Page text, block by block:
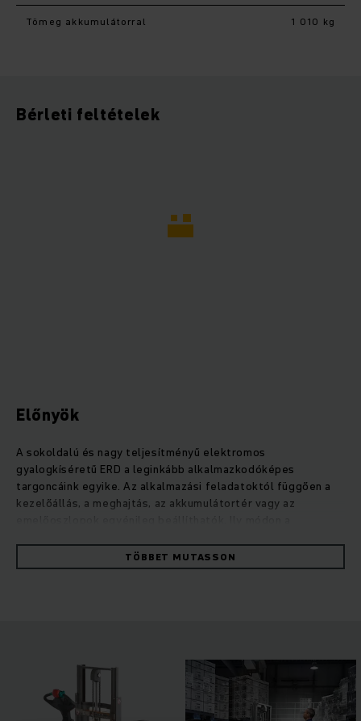
Tömeg akkumulátorral 1 010 kg
Bérleti feltételek
Előnyök
A sokoldalú és nagy teljesítményű elektromos
gyalogkíséretű ERD a leginkább alkalmazkodóképes
targoncáink egyike. Az alkalmazási feladatoktól függően a
kezelőállás, a meghajtás, az akkumulátortér vagy az
A kétszintes szállítási móddal kombinálva, két raklap
egyidejű kezelésekor, rendkívül hatékony árurakodást
biztosít rendkívül alacsony fogyasztás mellett. A
karbantartásmentes szénkefék nélküli motoroknak
köszönhetően hosszú alkalmazási időtartamra számíthat. A
szükséges energia a hosszú élettartamú savas
TÖBBET MUTASSON